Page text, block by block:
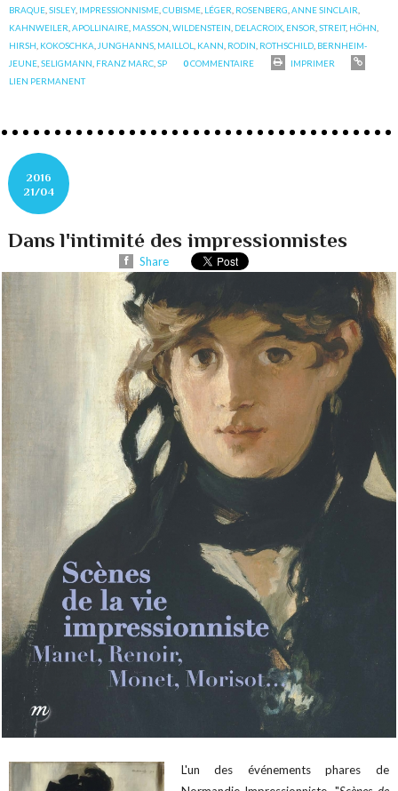
BRAQUE ,SISLEY, IMPRESSIONNISME ,CUBISME LÉGER ROSENBERG ,ANNE SINCLAIR
KAHNWEILER ,APOLLINAIRE MASSON ,WILDENSTEIN DELACROIX ENSOR ,STREIT, HÖHN
HIRSH KOKOSCHKA JUNGHANNS MAILLOL KANN RODIN ROTHSCHILD BERNHEIM-
JEUNE ,SELIGMANN FRANZ MARC ,SP 0COMMENTAIRE
IMPRIMER
LIEN PERMANENT
2016
21/04
Dans l'intimité des impressionnistes
Share
L'un des événements phares de